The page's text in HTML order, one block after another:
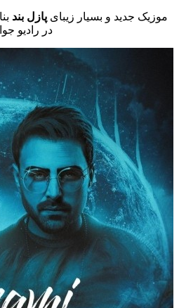
و بسیار زیبایپازل بندبنامسونامی
در رادیو جوان